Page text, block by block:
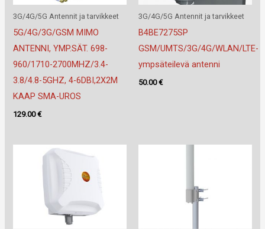
3G/4G/5G Antennit ja tarvikkeet
5G/4G/3G/GSM MIMO
ANTENNI, YMP.SÄT. 698-
960/1710-2700MHZ/3.4-
3.8/4.8-5GHZ, 4-6DBI,2X2M
KAAP SMA-UROS
129.00€
3G/4G/5G Antennit ja tarvikkeet
B4BE7275SP
GSM/UMTS/3G/4G/WLAN/LTE-
ympsäteilevä antenni
50.00€